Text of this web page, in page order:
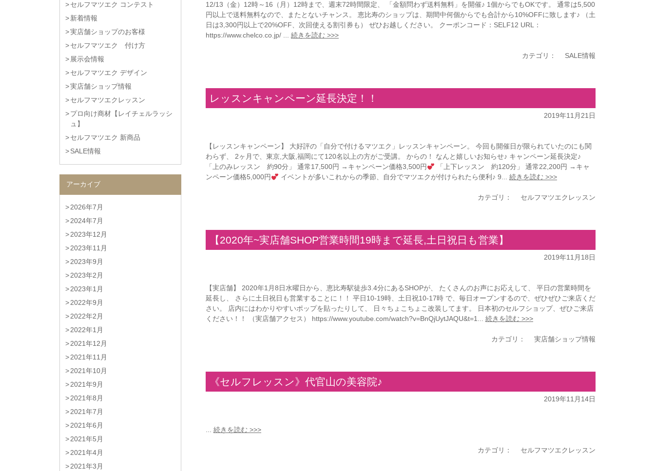
12/13（金）12時～16（月）12時まで、週末72時間限定、 「金額問わず送料無料」を開催♪ 1個からでもOKです。 通常は5,500
円以上で送料無料なので、またとないチャンス。 恵比寿のショップは、期間中何個からでも合計から10%OFFに致します♪ （土
日は3,300円以上で20%OFF、次回使える割引券も） ぜひお越しください。 クーポンコード：SELF12 URL：
https://www.chelco.co.jp/ ... 続きを読む >>>
カテゴリ： SALE情報
レッスンキャンペーン延長決定！！
2019年11月21日
【レッスンキャンペーン】 大好評の「自分で付けるマツエク」レッスンキャンペーン。 今回も開催日が限られていたのにも関
わらず、 2ヶ月で、東京,大阪,福岡にて120名以上の方がご受講。 からの！ なんと嬉しいお知らせ♪ キャンペーン延長決定♪
「上のみレッスン 約90分」 通常17,500円 →キャンペーン価格3,500円
「上下レッスン 約120分」 通常22,200円 →キャ
ンペーン価格5,000円
イベントが多いこれからの季節、自分でマツエクが付けられたら便利♪ 9... 続きを読む >>>
カテゴリ： セルフマツエクレッスン
【2020年~実店舗SHOP営業時間19時まで延長,土日祝日も営業】
2019年11月18日
【実店舗】 2020年1月8日水曜日から、恵比寿駅徒歩3.4分にあるSHOPが、 たくさんのお声にお応えして、 平日の営業時間を
延長し、 さらに土日祝日も営業することに！！ 平日10-19時、土日祝10-17時 で、毎日オープンするので、ぜひぜひご来店くだ
さい。 店内にはわかりやすいポップを貼ったりして、 日々ちょこちょこ改装してます。 日本初のセルフショップ、ぜひご来店
ください！！ （実店舗アクセス） https://www.youtube.com/watch?v=BnQjUytJAQU&t=1... 続きを読む >>>
カテゴリ： 実店舗ショップ情報
《セルフレッスン》代官山の美容院♪
2019年11月14日
続きを読む >>>
カテゴリ： セルフマツエクレッスン
セルフマツエク コンテスト
新着情報
実店舗ショップのお客様
セルフマツエク 付け方
展示会情報
セルフマツエク デザイン
実店舗ショップ情報
セルフマツエクレッスン
プロ向け商材【レイチェルラッシ
ュ】
セルフマツエク 新商品
SALE情報
アーカイブ
2026年7月
2024年7月
2023年12月
2023年11月
2023年9月
2023年2月
2023年1月
2022年9月
2022年2月
2022年1月
2021年12月
2021年11月
2021年10月
2021年9月
2021年8月
2021年7月
2021年6月
2021年5月
2021年4月
2021年3月